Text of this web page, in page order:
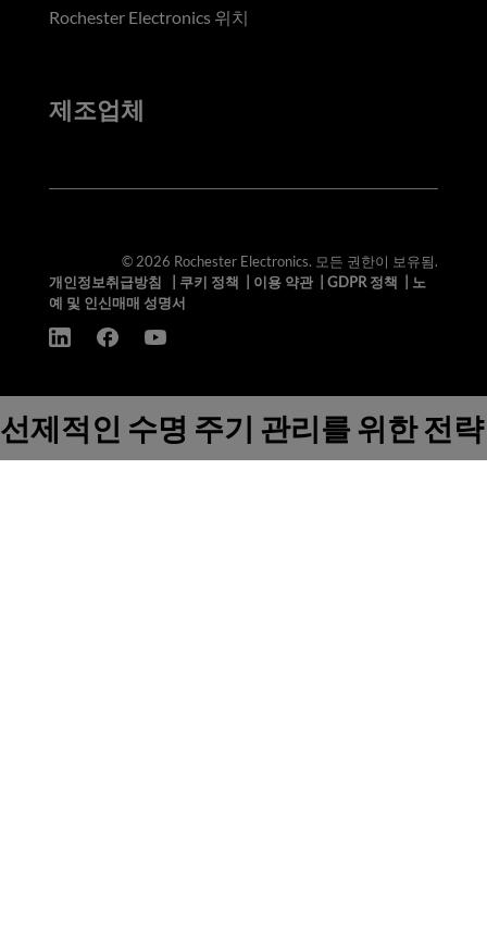
Rochester Electronics 위치
제조업체
© 2026 Rochester Electronics. 모든 권한이 보유됨.
개인정보취급방침
쿠키 정책 이용 약관| GDPR 정책
노
예 및 인신매매 성명서
선제적인 수명 주기 관리를 위한 전략